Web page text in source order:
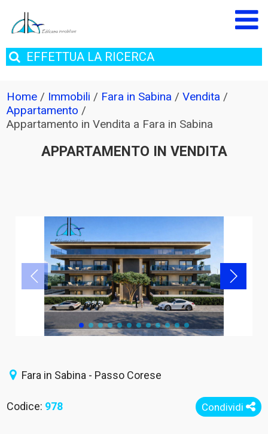
EFFETTUA LA RICERCA
Home / Immobili / Fara in Sabina /Vendita /
Appartamento /
Appartamento in Vendita a Fara in Sabina
APPARTAMENTO IN VENDITA
Fara in Sabina - Passo Corese
Condividi
Codice: 978